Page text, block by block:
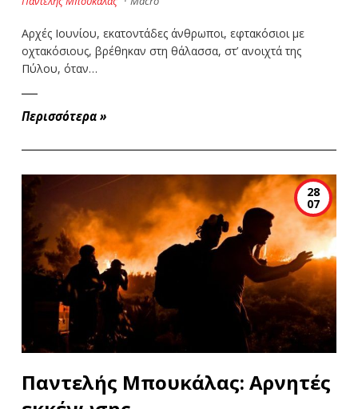
Αρχές Ιουνίου, εκατοντάδες άνθρωποι, εφτακόσιοι με
οχτακόσιους, βρέθηκαν στη θάλασσα, στ’ ανοιχτά της
Πύλου, όταν…
Περισσότερα »
28
07
Παντελής Μπουκάλας: Αρνητές